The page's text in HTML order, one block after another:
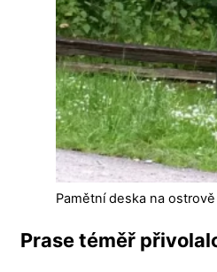
Pamětní deska na
Prase téměř